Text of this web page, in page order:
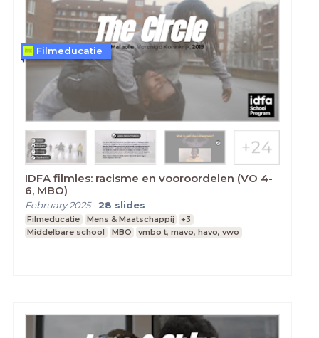
IDFA filmles: racisme en vooroordelen (VO 4-
6, MBO)
February 2025- 28 slides
Filmeducatie Mens & Maatschappij
+3
Middelbare school
MBO vmbo t, mavo, havo, vwo
Filmeducatie